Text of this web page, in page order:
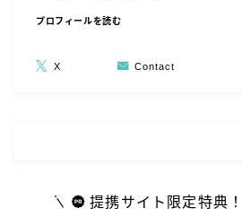
プロフィールを読む
X Contact
提携サイト限定特典！